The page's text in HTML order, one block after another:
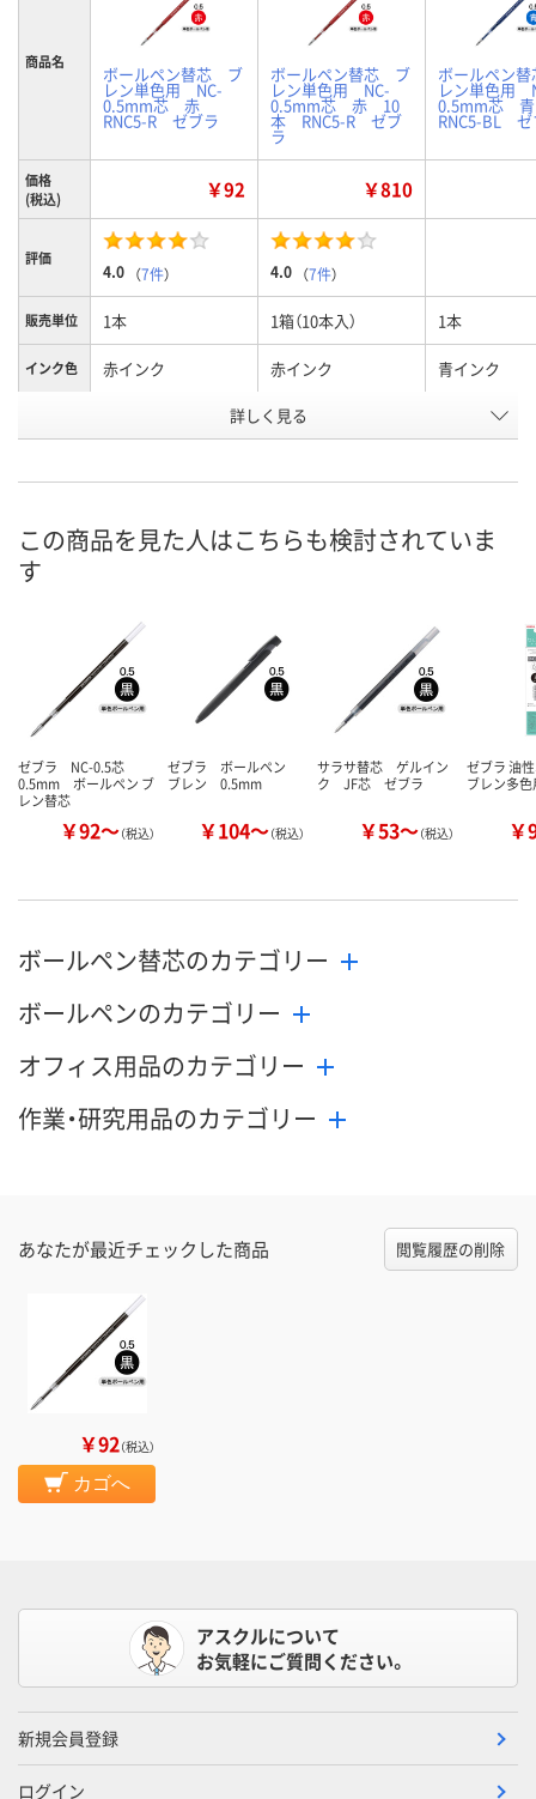
商品名
ボールペン替芯 ブ
レン単色用 NC-
0.5mm芯 赤
RNC5-R ゼブラ
ボールペン替芯 ブ
レン単色用 NC-
0.5mm芯 赤 10
本 RNC5-R ゼブ
ラ
ボールペン
レン単色用
0.5mm芯
RNC5-BL ゼ
価格
(税込)
￥92 ￥810
評価
4.0 （7件） 4.0 （7件）
販売単位 1本 1箱（10本入） 1本
インク色 赤インク 赤インク 青インク
P238020 P213879
8月8日（土）
カ
詳しく見る
この商品を見た人はこちらも検討されていま
す
ゼブラ NC-0.5芯
0.5mm ボールペン ブ
レン替芯
￥92～（税込）
ゼブラ ボールペン
ブレン 0.5mm
￥104～（税込）
サラサ替芯 ゲルイン
ク JF芯 ゼブラ
￥53～（税込）
ゼブラ 油
ブレン多色
￥
ボールペン替芯のカテゴリー
ボールペンのカテゴリー
オフィス用品のカテゴリー
作業・研究用品のカテゴリー
あなたが最近チェックした商品 閲覧履歴の削除
￥92（税込）
カゴへ
アスクルについて
お気軽にご質問ください。
新規会員登録
ログイン